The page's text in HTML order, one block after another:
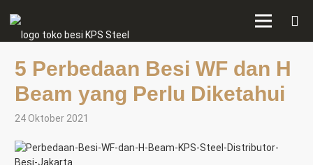
5 Perbedaan Besi WF dan H
Beam yang Perlu Diketahui
24 Oktober 2021